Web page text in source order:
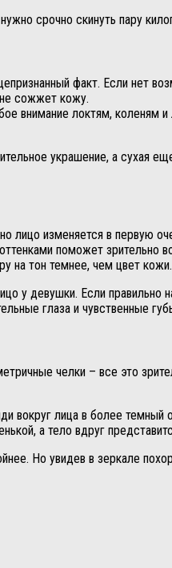
срочно скинуть пару
факт. Если нет
сожжет кожу.
внимание локтям,
украшение, а сухая
лицо изменяется в первую
поможет
на тон темнее, чем цвет кожи.
у девушки. Если
глаза и чувственные
челки – все это
вокруг лица в более
а тело вдруг
Но увидев в зеркале